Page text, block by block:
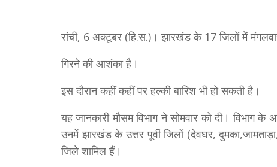
रांची, 6 अक्टूबर (हि.स.)। झारखंड के 17 जिलों में
गिरने की आशंका है।
इस दौरान कहीं कहीं पर हल्की बारिश भी हो सकती है।
यह जानकारी मौसम विभाग ने सोमवार को दी।
उनमें झारखंड के उत्तर पूर्वी जिलों (देवघर,
जिले शामिल हैं।